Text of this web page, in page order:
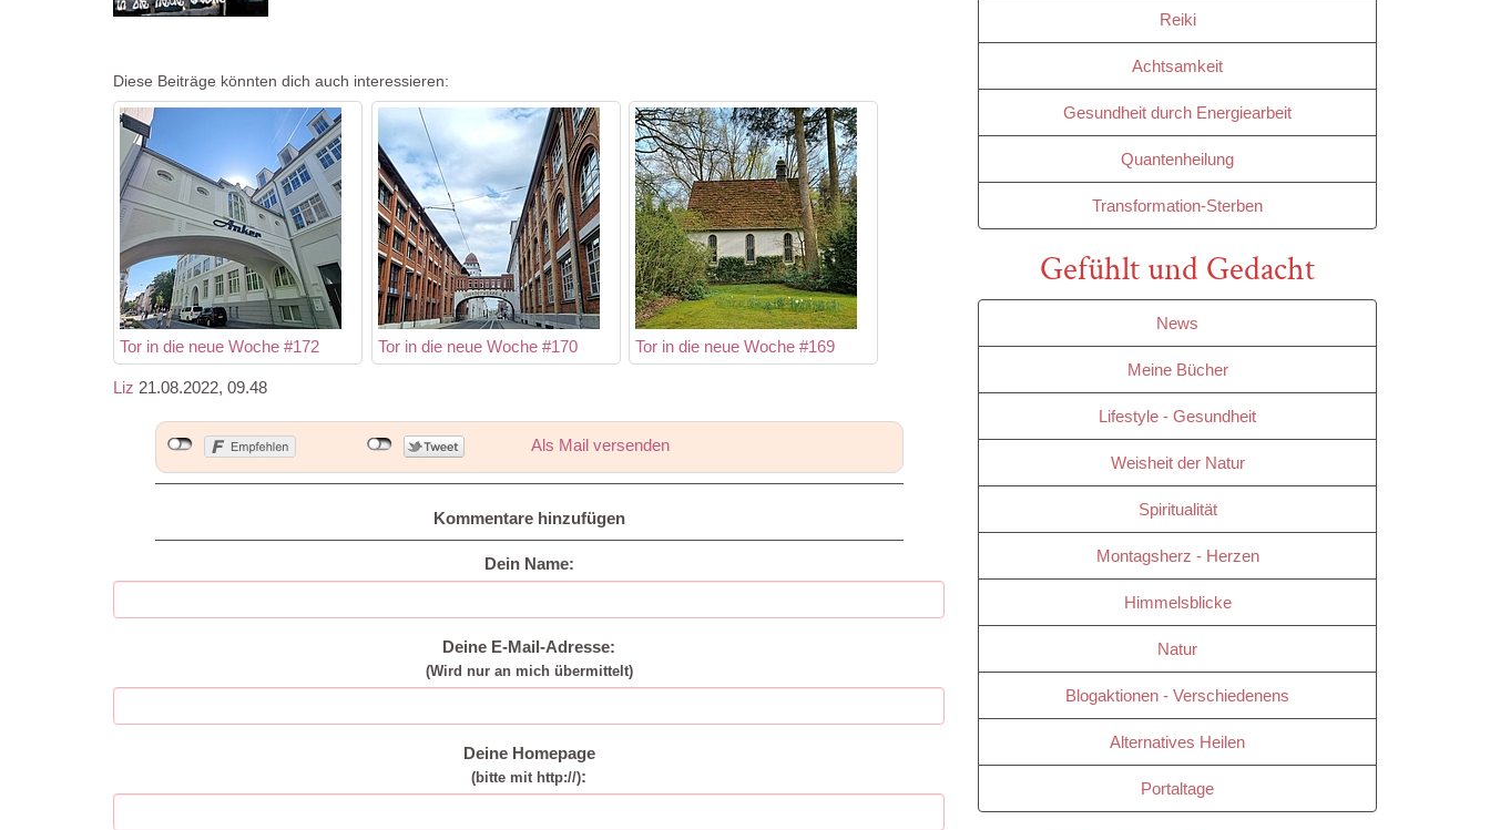
Diese Beiträge könnten dich auch interessieren:
Tor in die neue Woche #172 Tor in die neue Woche #170 Tor in die neue Woche #169
Liz 21.08.2022, 09.48
Als Mail versenden
Kommentare hinzufügen
Dein Name:
Deine E-Mail-Adresse:
(Wird nur an mich übermittelt)
Deine Homepage
(bitte mit http://):
Reiki
Achtsamkeit
Gesundheit durch Energiearbeit
Quantenheilung
Transformation-Sterben
Gefühlt und Gedacht
News
Meine Bücher
Lifestyle - Gesundheit
Weisheit der Natur
Spiritualität
Montagsherz - Herzen
Himmelsblicke
Natur
Blogaktionen - Verschiedenens
Alternatives Heilen
Portaltage